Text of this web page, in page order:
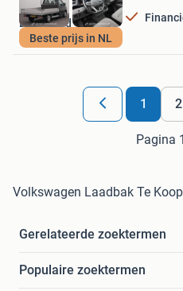
Beste prijs in NL
BAS World
Veghel
1 2
Pagina
Volkswagen Laadbak Te Koop
Gerelateerde zoektermen
Populaire zoektermen